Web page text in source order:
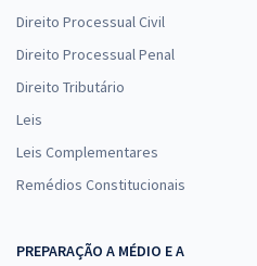
Direito Processual Civil
Direito Processual Penal
Direito Tributário
Leis
Leis Complementares
Remédios Constitucionais
PREPARAÇÃO A MÉDIO E A